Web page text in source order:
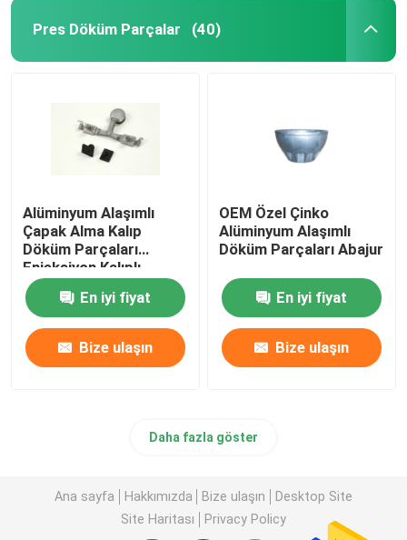
Pres Döküm Parçalar (40)
Alüminyum Alaşımlı
Çapak Alma Kalıp
Döküm Parçaları
Enjeksiyon Kalıplı
Parçalar
En iyi fiyat
Bize ulaşın
OEM Özel Çinko
Alüminyum Alaşımlı
Döküm Parçaları Abajur
En iyi fiyat
Bize ulaşın
Daha fazla göster
Ana sayfa Hakkımızda Bize ulaşın
Desktop Site
Site Haritası
Privacy Policy